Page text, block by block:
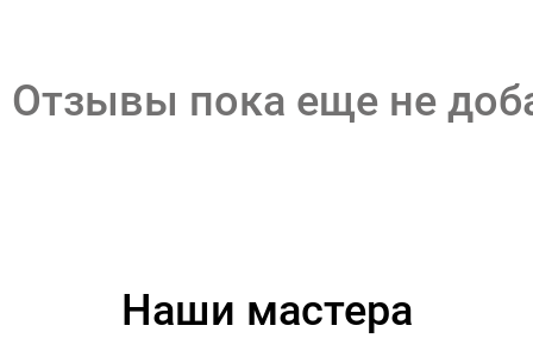
Отзывы пока еще не
Наши мастера